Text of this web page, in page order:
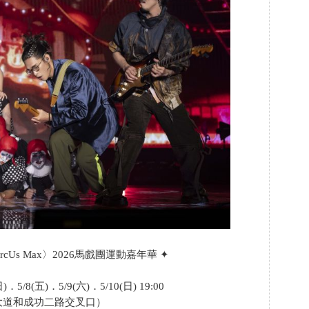
Max〉2026馬戲團運動嘉年華 ✦
．5/8(五)．5/9(六)．5/10(日) 19:00
和成功二路交叉口）